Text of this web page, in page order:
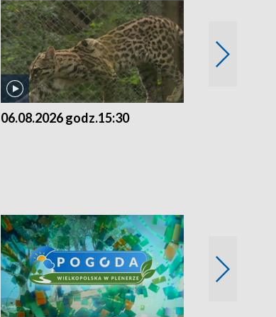
06.08.2026 godz.15:30